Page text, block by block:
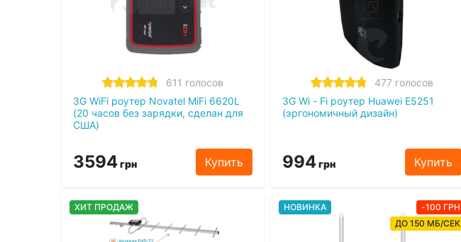
611 голосов
3G WiFi роутер Novatel MiFi 6620L
(20 часов без зарядки, сделан для
США)
3594грн Купить
477 голосов
3G Wi - Fi роутер Huawei E5251
(эргономичный дизайн)
994грн Купить
ХИТ ПРОДАЖ НОВИНКА
-100 ГРН
ДО 150 МБ/СЕК